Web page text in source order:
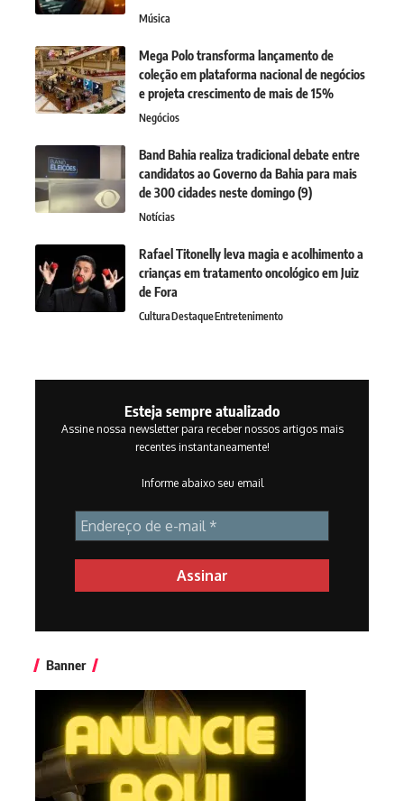
Música
Mega Polo transforma lançamento de
coleção em plataforma nacional de negócios
e projeta crescimento de mais de 15%
Negócios
Band Bahia realiza tradicional debate entre
candidatos ao Governo da Bahia para mais
de 300 cidades neste domingo (9)
Notícias
Rafael Titonelly leva magia e acolhimento a
crianças em tratamento oncológico em Juiz
de Fora
CulturaDestaqueEntretenimento
Esteja sempre atualizado
Assine nossa newsletter para receber nossos artigos mais
recentes instantaneamente!
Informe abaixo seu email
Banner